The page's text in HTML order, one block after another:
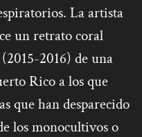
La artista
un retrato coral
2016) de una
Rico a los que
que han desparecido
los monocultivos o